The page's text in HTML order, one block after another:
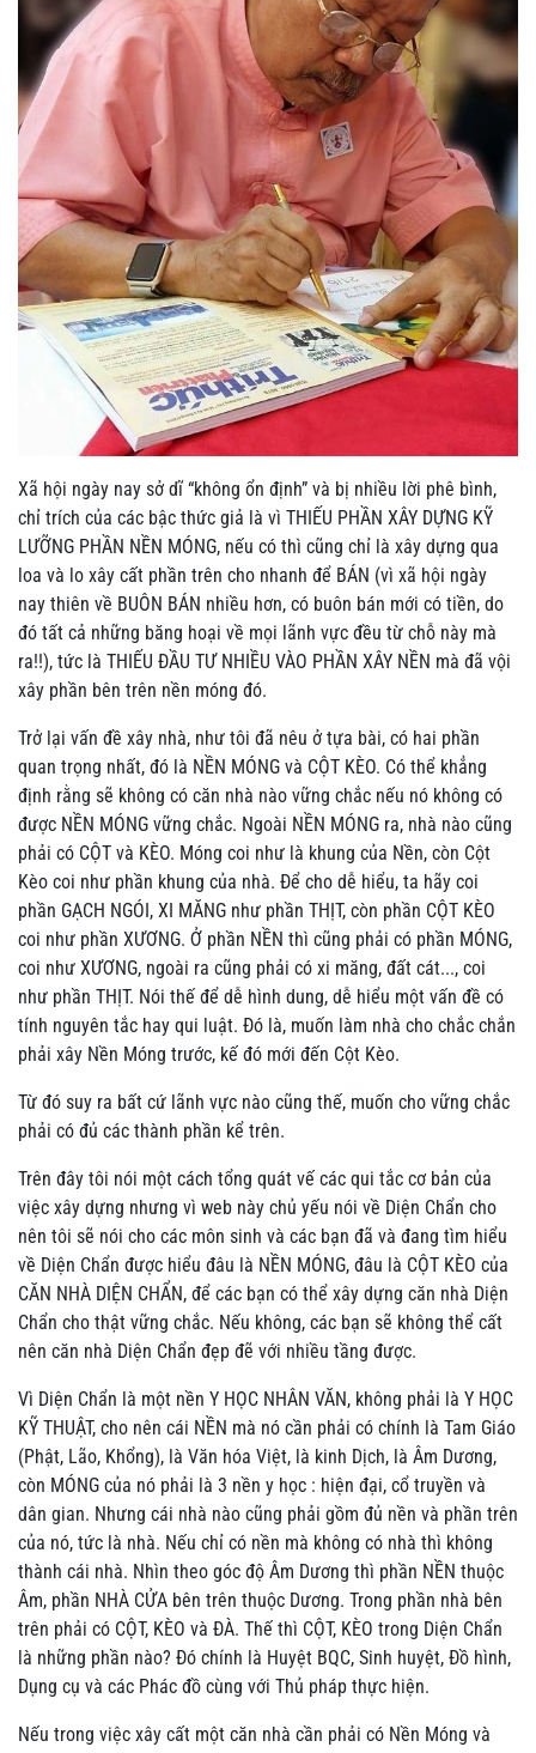
Xã hội ngày nay sở dĩ “không ổn định” và bị nhiều lời phê bình,
chỉ trích của các bậc thức giả là vì THIẾU PHẦN XÂY DỰNG KỸ
LƯỠNG PHẦN NỀN MÓNG, nếu có thì cũng chỉ là xây dựng qua
loa và lo xây cất phần trên cho nhanh để BÁN (vì xã hội ngày
nay thiên về BUÔN BÁN nhiều hơn, có buôn bán mới có tiền, do
đó tất cả những băng hoại về mọi lãnh vực đều từ chỗ này mà
ra!!), tức là THIẾU ĐẦU TƯ NHIỀU VÀO PHẦN XÂY NỀN mà đã vội
xây phần bên trên nền móng đó.
Trở lại vấn đề xây nhà, như tôi đã nêu ở tựa bài, có hai phần
quan trọng nhất, đó là NỀN MÓNG và CỘT KÈO. Có thể khẳng
định rằng sẽ không có căn nhà nào vững chắc nếu nó không có
được NỀN MÓNG vững chắc. Ngoài NỀN MÓNG ra, nhà nào cũng
phải có CỘT và KÈO. Móng coi như là khung của Nền, còn Cột
Kèo coi như phần khung của nhà. Để cho dễ hiểu, ta hãy coi
phần GẠCH NGÓI, XI MĂNG như phần THỊT, còn phần CỘT KÈO
coi như phần XƯƠNG. Ở phần NỀN thì cũng phải có phần MÓNG,
coi như XƯƠNG, ngoài ra cũng phải có xi măng, đất cát..., coi
như phần THỊT. Nói thế để dễ hình dung, dễ hiểu một vấn đề có
tính nguyên tắc hay qui luật. Đó là, muốn làm nhà cho chắc chắn
phải xây Nền Móng trước, kế đó mới đến Cột Kèo.
Từ đó suy ra bất cứ lãnh vực nào cũng thế, muốn cho vững chắc
phải có đủ các thành phần kể trên.
Trên đây tôi nói một cách tổng quát vế các qui tắc cơ bản của
việc xây dựng nhưng vì web này chủ yếu nói về Diện Chẩn cho
nên tôi sẽ nói cho các môn sinh và các bạn đã và đang tìm hiểu
về Diện Chẩn được hiểu đâu là NỀN MÓNG, đâu là CỘT KÈO của
CĂN NHÀ DIỆN CHẨN, để các bạn có thể xây dựng căn nhà Diện
Chẩn cho thật vững chắc. Nếu không, các bạn sẽ không thể cất
nên căn nhà Diện Chẩn đẹp đẽ với nhiều tầng được.
Vì Diện Chẩn là một nền Y HỌC NHÂN VĂN, không phải là Y HỌC
KỸ THUẬT, cho nên cái NỀN mà nó cần phải có chính là Tam Giáo
(Phật, Lão, Khổng), là Văn hóa Việt, là kinh Dịch, là Âm Dương,
còn MÓNG của nó phải là 3 nền y học : hiện đại, cổ truyền và
dân gian. Nhưng cái nhà nào cũng phải gồm đủ nền và phần trên
của nó, tức là nhà. Nếu chỉ có nền mà không có nhà thì không
thành cái nhà. Nhìn theo góc độ Âm Dương thì phần NỀN thuộc
Âm, phần NHÀ CỬA bên trên thuộc Dương. Trong phần nhà bên
trên phải có CỘT, KÈO và ĐÀ. Thế thì CỘT, KÈO trong Diện Chẩn
là những phần nào? Đó chính là Huyệt BQC, Sinh huyệt, Đồ hình,
Dụng cụ và các Phác đồ cùng với Thủ pháp thực hiện.
Nếu trong việc xây cất một căn nhà cần phải có Nền Móng và